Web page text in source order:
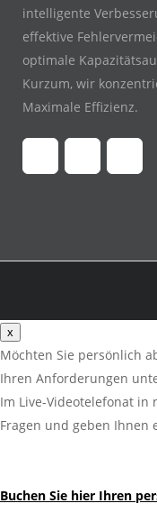
intelligente
effektive
optimale
Kurzum, wir
Maximale Effizienz.
x
Möchten Sie persönlich
Ihren Anforderungen
Im Live-Videotelefonat
Fragen und geben Ihnen
Buchen Sie hier Ihren